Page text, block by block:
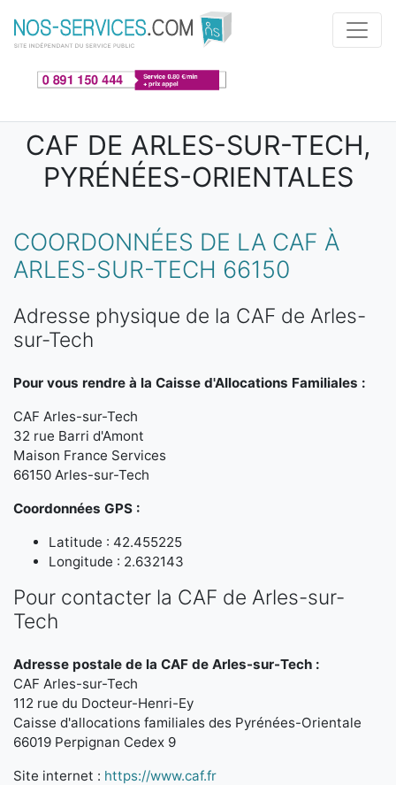
Aller au contenu principal
CAF DE ARLES-SUR-TECH,
PYRÉNÉES-ORIENTALES
COORDONNÉES DE LA CAF À
ARLES-SUR-TECH 66150
Adresse physique de la CAF de Arles-
sur-Tech
Pour vous rendre à la Caisse d'Allocations Familiales :
CAF Arles-sur-Tech
32 rue Barri d'Amont
Maison France Services
66150 Arles-sur-Tech
Coordonnées GPS :
Latitude : 42.455225
Longitude : 2.632143
Pour contacter la CAF de Arles-sur-
Tech
Adresse postale de la CAF de Arles-sur-Tech :
CAF Arles-sur-Tech
112 rue du Docteur-Henri-Ey
Caisse d'allocations familiales des Pyrénées-Orientale
66019 Perpignan Cedex 9
Site internet : https://www.caf.fr